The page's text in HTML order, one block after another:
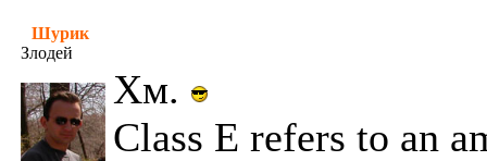
Шурик
Злодей
Хм.
Class E refers to an